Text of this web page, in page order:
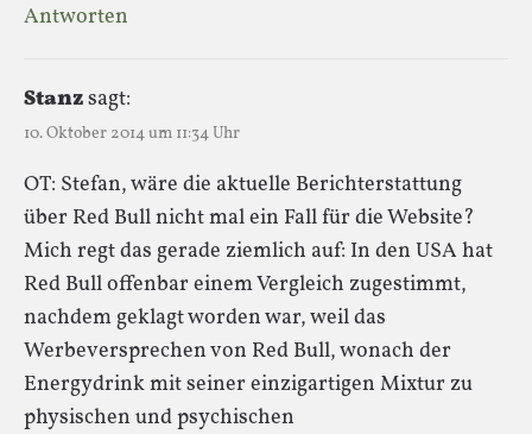
Antworten
Stanzsagt:
10. Oktober 2014 um 11:34 Uhr
OT: Stefan, wäre die aktuelle Berichterstattung
über Red Bull nicht mal ein Fall für die Website?
Mich regt das gerade ziemlich auf: In den USA hat
Red Bull offenbar einem Vergleich zugestimmt,
nachdem geklagt worden war, weil das
Werbeversprechen von Red Bull, wonach der
Energydrink mit seiner einzigartigen Mixtur zu
physischen und psychischen